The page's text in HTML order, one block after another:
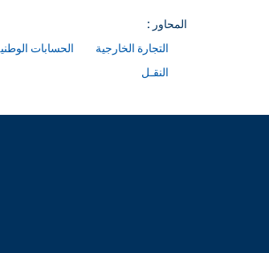
المحاور :
التجارة الخارجية
الحسابات
النقـل